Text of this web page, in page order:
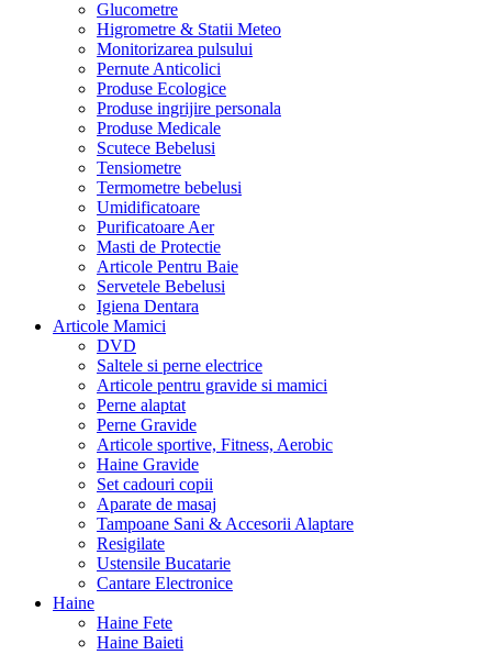
Glucometre
Higrometre & Statii Meteo
Monitorizarea pulsului
Pernute Anticolici
Produse Ecologice
Produse ingrijire personala
Produse Medicale
Scutece Bebelusi
Tensiometre
Termometre bebelusi
Umidificatoare
Purificatoare Aer
Masti de Protectie
Articole Pentru Baie
Servetele Bebelusi
Igiena Dentara
Articole Mamici
DVD
Saltele si perne electrice
Articole pentru gravide si mamici
Perne alaptat
Perne Gravide
Articole sportive, Fitness, Aerobic
Haine Gravide
Set cadouri copii
Aparate de masaj
Tampoane Sani & Accesorii Alaptare
Resigilate
Ustensile Bucatarie
Cantare Electronice
Haine
Haine Fete
Haine Baieti